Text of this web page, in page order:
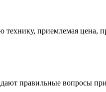
технику, приемлемая
правильные вопросы